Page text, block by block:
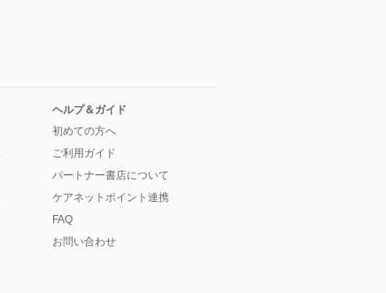
ヘルプ＆ガイド
初めての方へ
ご利用ガイド
パートナー書店について
ケアネットポイント連携
FAQ
お問い合わせ